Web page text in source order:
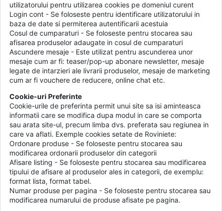
utilizatorului pentru utilizarea cookies pe domeniul curent
Login cont - Se foloseste pentru identificare utilizatorului in
baza de date si permiterea autentificarii acestuia
Cosul de cumparaturi - Se foloseste pentru stocarea sau
afisarea produselor adaugate in cosul de cumparaturi
Ascundere mesaje - Este utilizat pentru ascunderea unor
mesaje cum ar fi: teaser/pop-up abonare newsletter, mesaje
legate de intarzieri ale livrarii produselor, mesaje de marketing
cum ar fi vouchere de reducere, online chat etc.
Cookie-uri Preferinte
Cookie-urile de preferinta permit unui site sa isi aminteasca
informatii care se modifica dupa modul in care se comporta
sau arata site-ul, precum limba dvs. preferata sau regiunea in
care va aflati. Exemple cookies setate de Roviniete:
Ordonare produse - Se foloseste pentru stocarea sau
modificarea ordonarii produselor din categorii
Afisare listing - Se foloseste pentru stocarea sau modificarea
tipului de afisare al produselor ales in categorii, de exemplu:
format lista, format tabel.
Numar produse per pagina - Se foloseste pentru stocarea sau
modificarea numarului de produse afisate pe pagina.